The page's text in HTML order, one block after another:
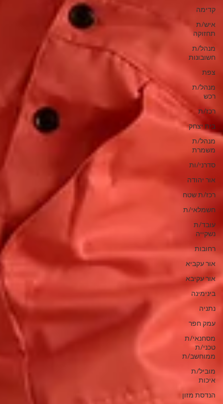
קדימה
איש/ת
תחזוקה
מנהל/ת
חשובונות
צפת
מנהל/ת
רכש
רכז/ת
בית יצחק
מנהל/ת
משמרת
סדרני/ות
אור יהודה
רכז/ת שטח
חשמלאי/ת
עובד/ת
נשקייה
רחובות
אור עקביא
אור עקיבא
בינימינה
נתניה
עמק חפר
מסחנאי/ת
טכני/ת
ממוחשב/ת
מוביל/ת
איכות
הנדסת מזון